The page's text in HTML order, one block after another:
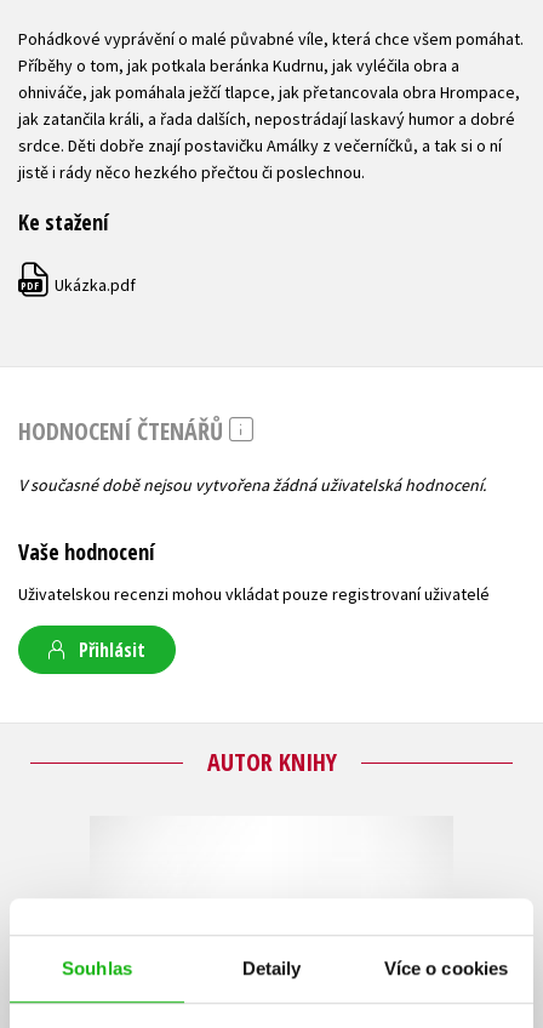
Souhlas Detaily Více o cookies
Pohádkové vyprávění o malé půvabné víle, která chce všem pomáhat.
Příběhy o tom, jak potkala beránka Kudrnu, jak vyléčila obra a
ohniváče, jak pomáhala ježčí tlapce, jak přetancovala obra Hrompace,
jak zatančila králi, a řada dalších, nepostrádají laskavý humor a dobré
srdce. Děti dobře znají postavičku Amálky z večerníčků, a tak si o ní
jistě i rády něco hezkého přečtou či poslechnou.
Ke stažení
PDF Ukázka.pdf
HODNOCENÍ ČTENÁŘŮ
V současné době nejsou vytvořena žádná uživatelská hodnocení.
Vaše hodnocení
Uživatelskou recenzi mohou vkládat pouze registrovaní uživatelé
Přihlásit
AUTOR KNIHY